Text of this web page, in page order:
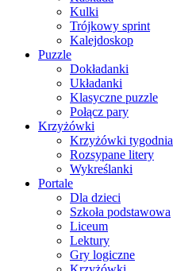
Kulki
Trójkowy sprint
Kalejdoskop
Puzzle
Dokładanki
Układanki
Klasyczne puzzle
Połącz pary
Krzyżówki
Krzyżówki tygodnia
Rozsypane litery
Wykreślanki
Portale
Dla dzieci
Szkoła podstawowa
Liceum
Lektury
Gry logiczne